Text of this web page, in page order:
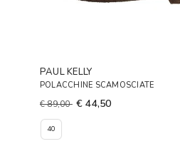
PAUL KELLY
POLACCHINE SCAMOSCIATE
€ 89,00 € 44,50
40